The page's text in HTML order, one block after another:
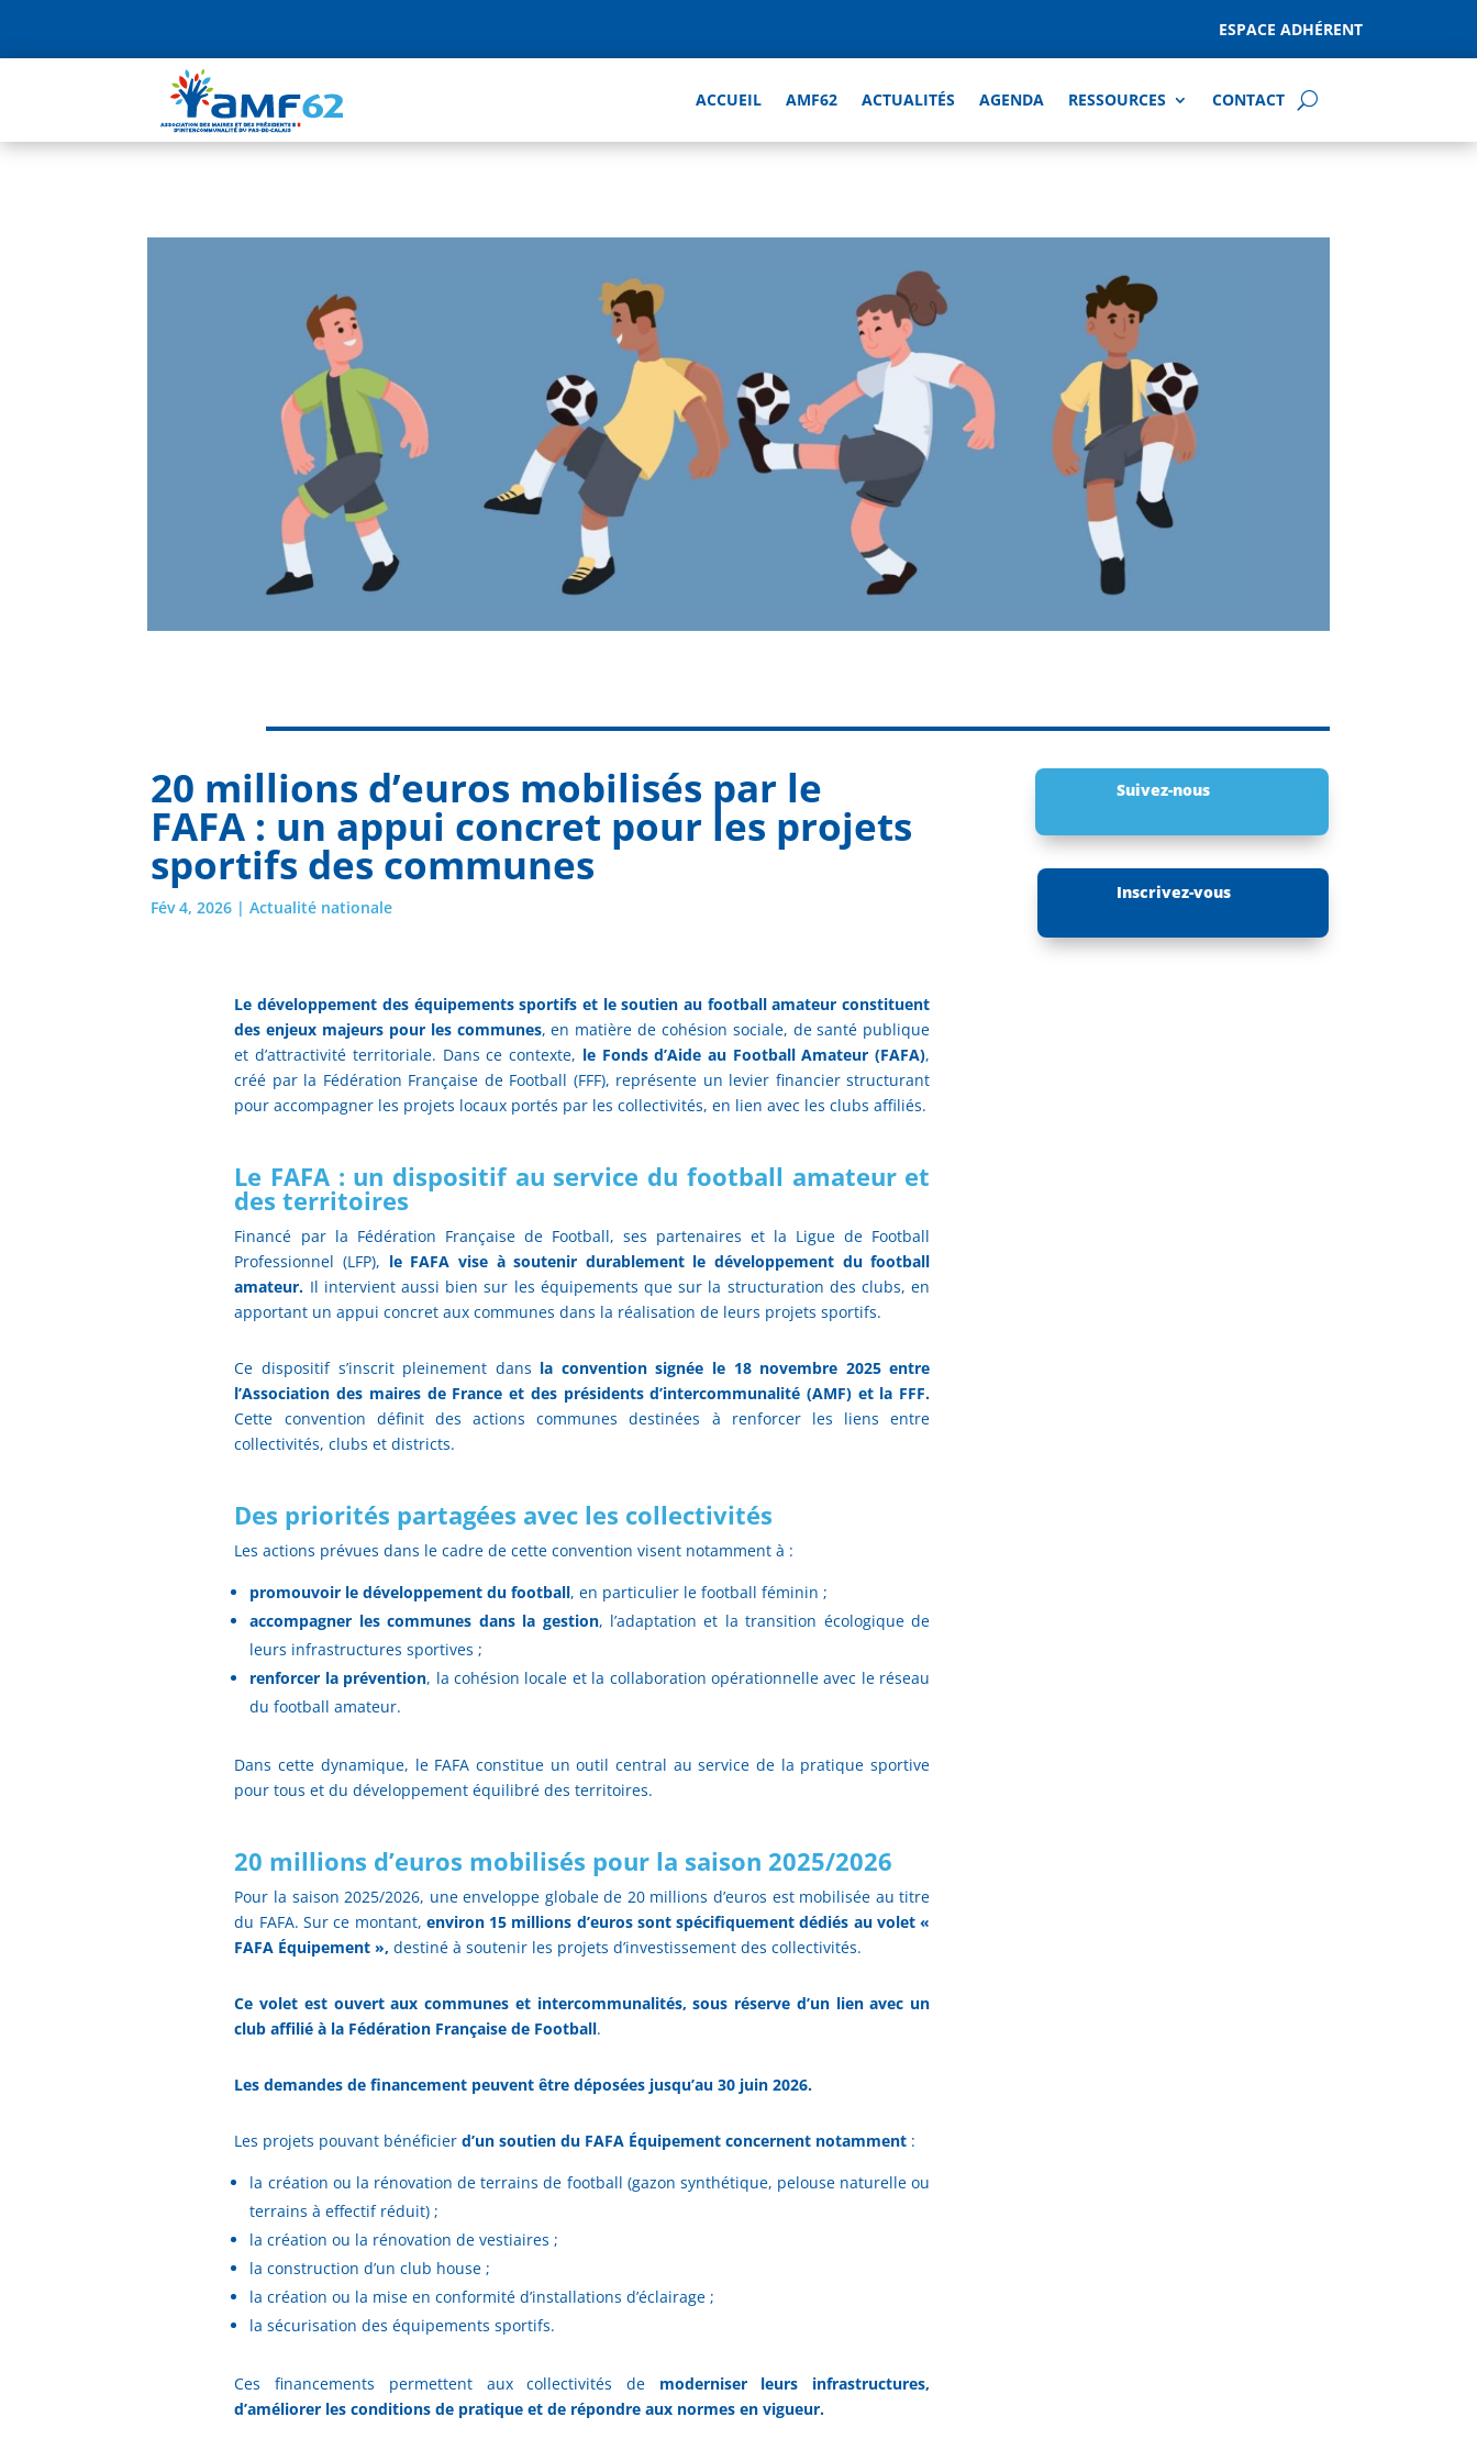
ESPACE ADHÉRENT
ACCUEIL AMF62 ACTUALITÉS AGENDA RESSOURCES CONTACT
20 millions d’euros mobilisés par le
FAFA : un appui concret pour les projets
sportifs des communes
Fév 4, 2026 |Actualité nationale
Le développement des équipements sportifs et le soutien au football amateur constituent
des enjeux majeurs pour les communes, en matière de cohésion sociale, de santé publique
et d’attractivité territoriale. Dans ce contexte, le Fonds d’Aide au Football Amateur (FAFA),
créé par la Fédération Française de Football (FFF), représente un levier financier structurant
pour accompagner les projets locaux portés par les collectivités, en lien avec les clubs affiliés.
Le FAFA : un dispositif au service du football amateur et
des territoires
Financé par la Fédération Française de Football, ses partenaires et la Ligue de Football
Professionnel (LFP), le FAFA vise à soutenir durablement le développement du football
amateur. Il intervient aussi bien sur les équipements que sur la structuration des clubs, en
apportant un appui concret aux communes dans la réalisation de leurs projets sportifs.
Ce dispositif s’inscrit pleinement dans la convention signée le 18 novembre 2025 entre
l’Association des maires de France et des présidents d’intercommunalité (AMF) et la FFF.
Cette convention définit des actions communes destinées à renforcer les liens entre
collectivités, clubs et districts.
Des priorités partagées avec les collectivités
Les actions prévues dans le cadre de cette convention visent notamment à :
promouvoir le développement du football, en particulier le football féminin ;
accompagner les communes dans la gestion, l’adaptation et la transition écologique de
leurs infrastructures sportives ;
renforcer la prévention, la cohésion locale et la collaboration opérationnelle avec le réseau
du football amateur.
Dans cette dynamique, le FAFA constitue un outil central au service de la pratique sportive
pour tous et du développement équilibré des territoires.
20 millions d’euros mobilisés pour la saison 2025/2026
Pour la saison 2025/2026, une enveloppe globale de 20 millions d’euros est mobilisée au titre
du FAFA. Sur ce montant, environ 15 millions d’euros sont spécifiquement dédiés au volet «
FAFA Équipement »,destiné à soutenir les projets d’investissement des collectivités.
Ce volet est ouvert aux communes et intercommunalités, sous réserve d’un lien avec un
club affilié à la Fédération Française de Football.
Les demandes de financement peuvent être déposées jusqu’au 30 juin 2026.
Les projets pouvant bénéficierd’un soutien du FAFA Équipement concernent notamment :
la création ou la rénovation de terrains de football (gazon synthétique, pelouse naturelle ou
terrains à effectif réduit) ;
la création ou la rénovation de vestiaires ;
la construction d’un club house ;
la création ou la mise en conformité d’installations d’éclairage ;
la sécurisation des équipements sportifs.
Ces financements permettent aux collectivités de moderniser leurs infrastructures,
d’améliorer les conditions de pratique et de répondre aux normes en vigueur.
Suivez-nous
Inscrivez-vous